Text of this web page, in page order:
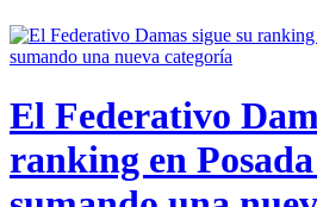
El Federativo
ranking en